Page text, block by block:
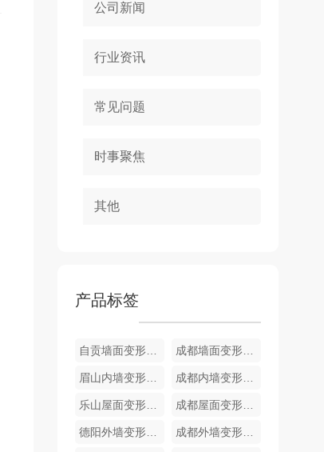
公司新闻
行业资讯
常见问题
时事聚焦
其他
产品标签
自贡墙面变形缝定制 成都墙面变形缝销售
眉山内墙变形缝定制 成都内墙变形缝销售
乐山屋面变形缝销售 成都屋面变形缝定制
德阳外墙变形缝销售 成都外墙变形缝生产